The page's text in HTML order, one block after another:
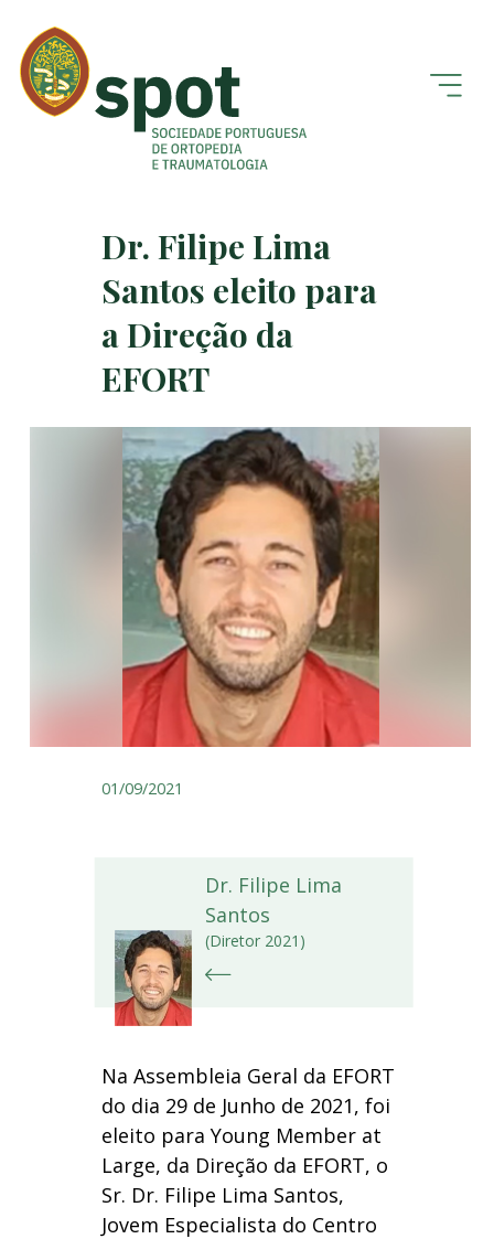
Dr. Filipe Lima
Santos eleito para
a Direção da
EFORT
01/09/2021
Dr. Filipe Lima
Santos
(Diretor 2021)
Na Assembleia Geral da EFORT
do dia 29 de Junho de 2021, foi
eleito para Young Member at
Large, da Direção da EFORT, o
Sr. Dr. Filipe Lima Santos,
Jovem Especialista do Centro